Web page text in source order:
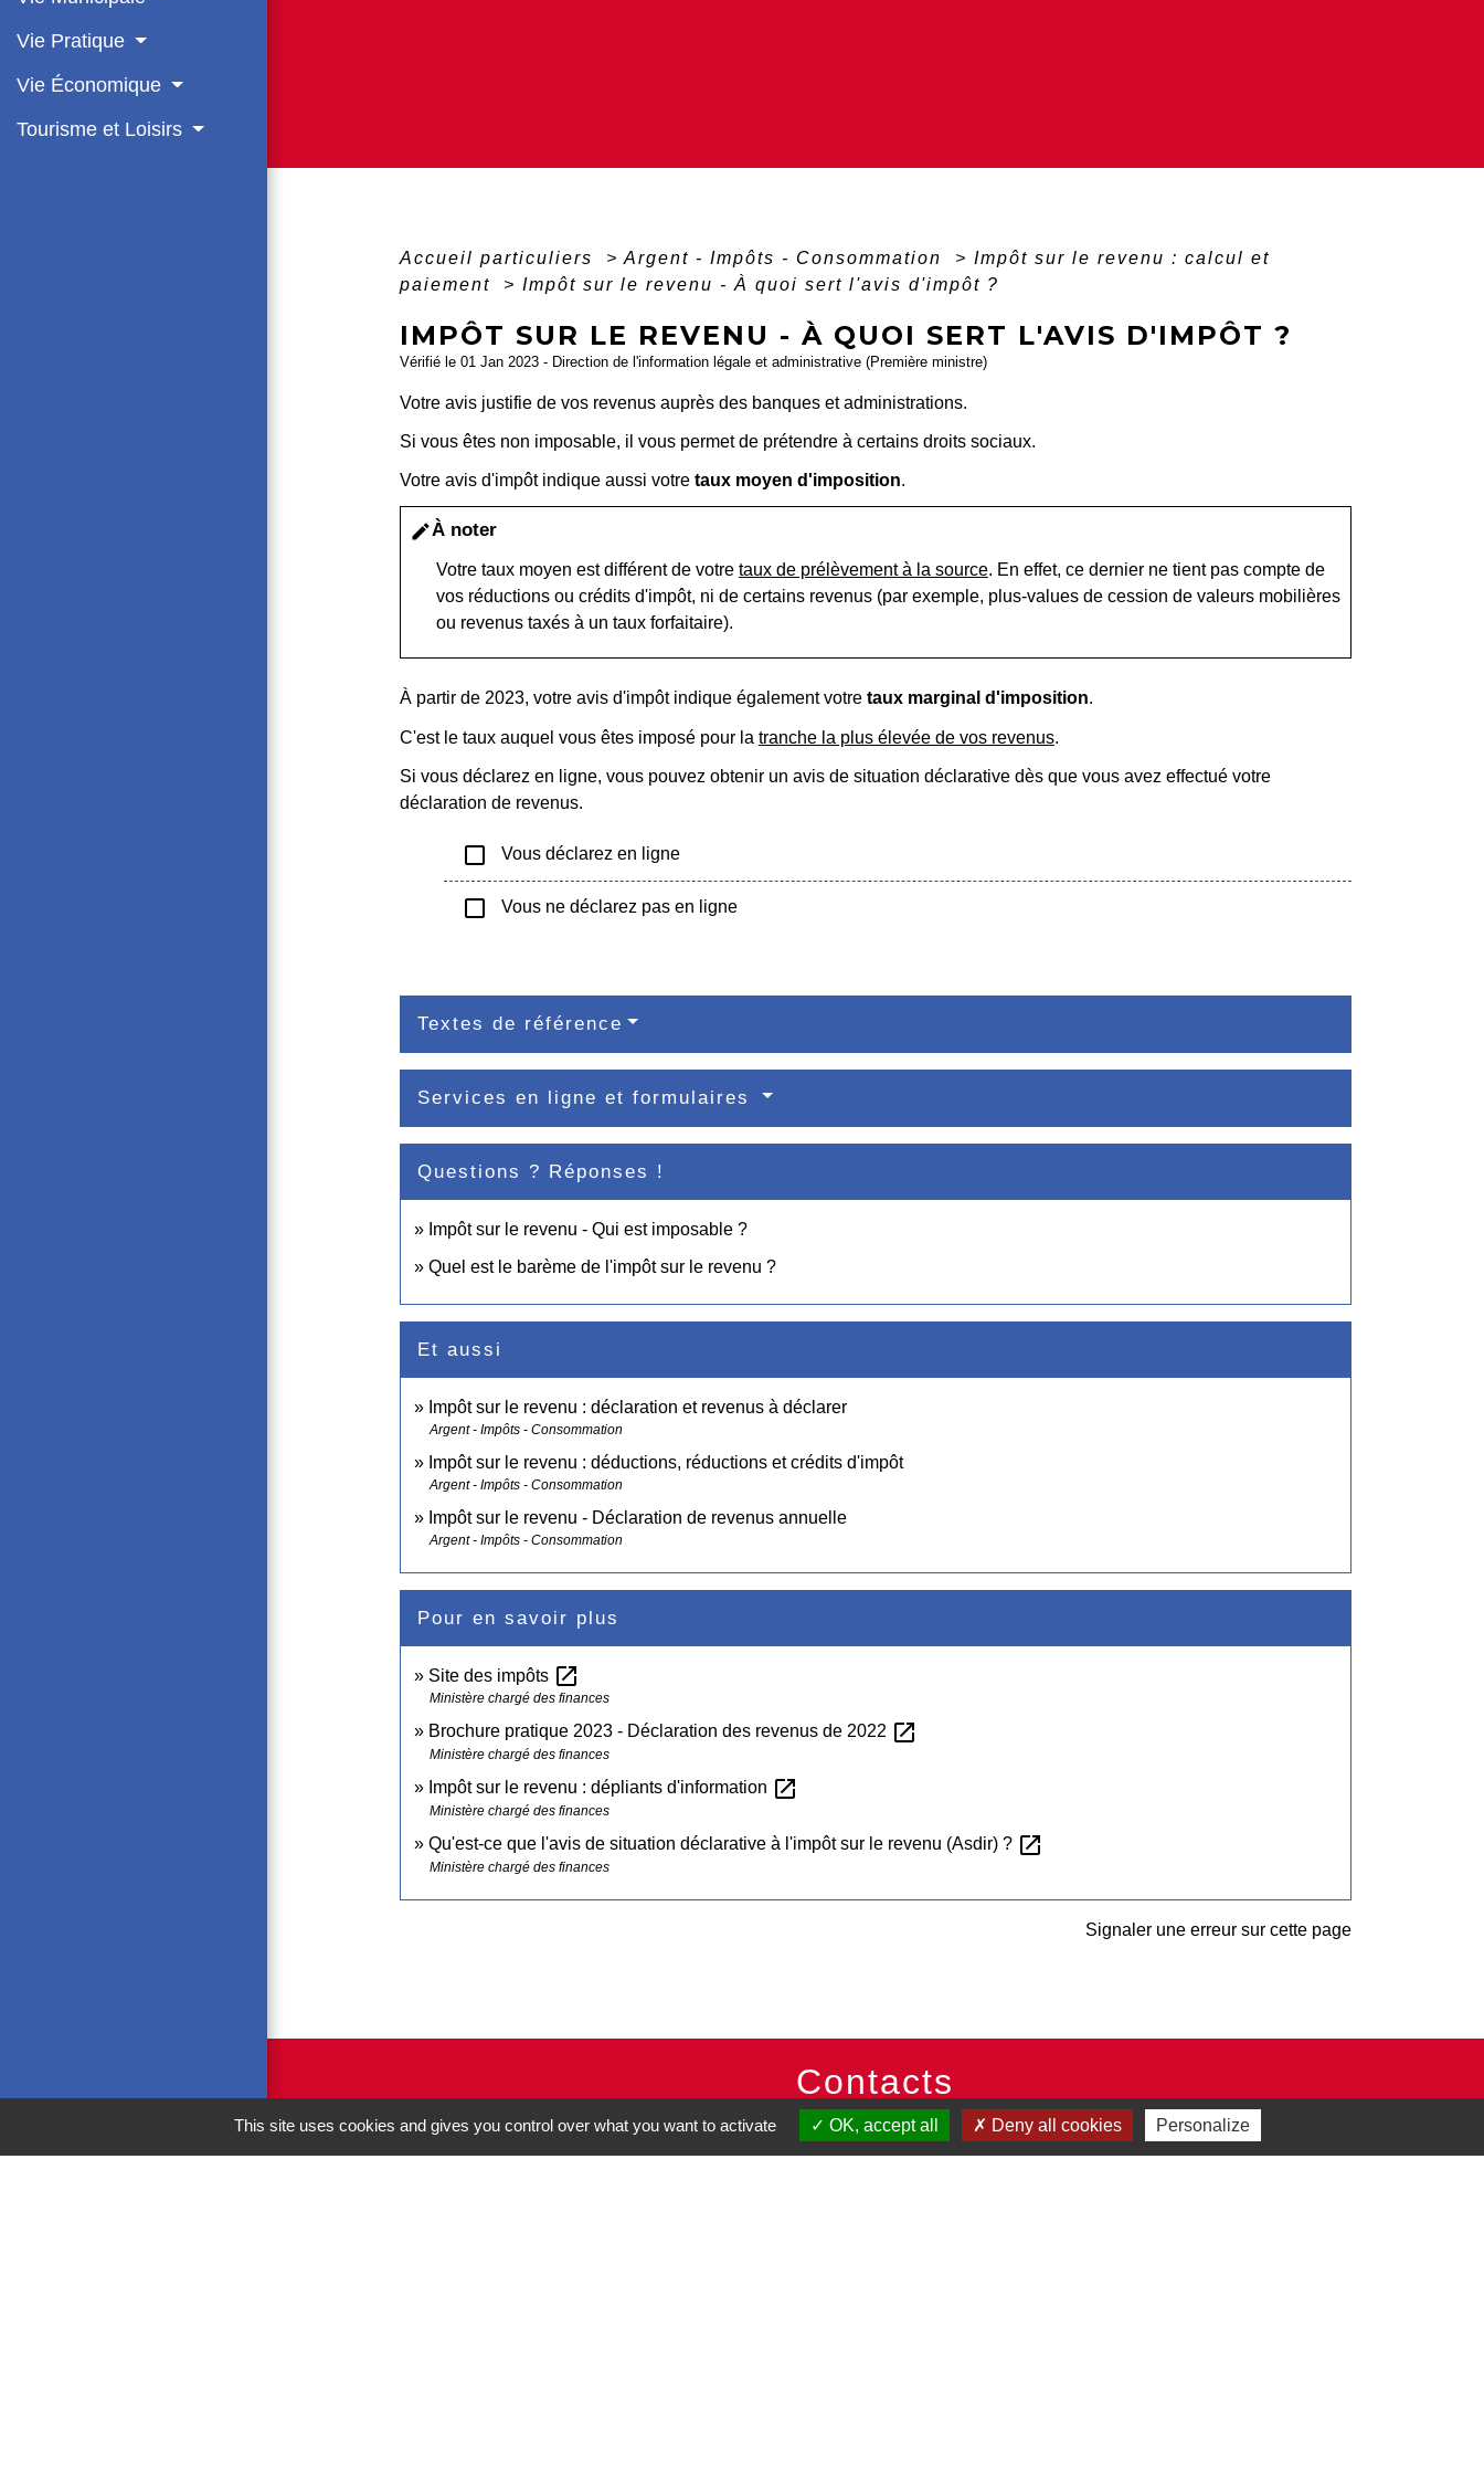
Vie Pratique
Vie Économique
Tourisme et Loisirs
Accueil particuliers > Argent - Impôts - Consommation > Impôt sur le revenu : calcul et
paiement
> Impôt sur le revenu - À quoi sert l'avis d'impôt ?
IMPÔT SUR LE REVENU - À QUOI SERT L'AVIS D'IMPÔT ?
Vérifié le 01 Jan 2023 - Direction de l'information légale et administrative (Première ministre)
Votre avis justifie de vos revenus auprès des banques et administrations.
Si vous êtes non imposable, il vous permet de prétendre à certains droits sociaux.
Votre avis d'impôt indique aussi votre taux moyen d'imposition.
editÀ noter
Votre taux moyen est différent de votre taux de prélèvement à la source. En effet, ce dernier ne tient pas compte de
vos réductions ou crédits d'impôt, ni de certains revenus (par exemple, plus-values de cession de valeurs mobilières
ou revenus taxés à un taux forfaitaire).
À partir de 2023, votre avis d'impôt indique également votre taux marginal d'imposition.
C'est le taux auquel vous êtes imposé pour la tranche la plus élevée de vos revenus.
Si vous déclarez en ligne, vous pouvez obtenir un avis de situation déclarative dès que vous avez effectué votre
déclaration de revenus.
check_box_outline_blank Vous déclarez en ligne
check_box_outline_blank Vous ne déclarez pas en ligne
Textes de référence
Services en ligne et formulaires
Questions ? Réponses !
Impôt sur le revenu - Qui est imposable ?
Quel est le barème de l'impôt sur le revenu ?
Et aussi
Impôt sur le revenu : déclaration et revenus à déclarer
Argent - Impôts - Consommation
Impôt sur le revenu : déductions, réductions et crédits d'impôt
Argent - Impôts - Consommation
Impôt sur le revenu - Déclaration de revenus annuelle
Argent - Impôts - Consommation
Pour en savoir plus
Site des impôts open_in_new
Ministère chargé des finances
Brochure pratique 2023 - Déclaration des revenus de 2022 open_in_new
Ministère chargé des finances
Impôt sur le revenu : dépliants d'information open_in_new
Ministère chargé des finances
Qu'est-ce que l'avis de situation déclarative à l'impôt sur le revenu (Asdir) ? open_in_new
Ministère chargé des finances
Signaler une erreur sur cette page
Contacts
Commune de Pullay
2 rue des Rossignols
This site uses cookies and gives you control over what you want to activate OK, accept all Deny all cookies Personalize